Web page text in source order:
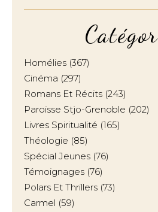
Homélies (367)
Cinéma (297)
Romans Et Récits (243)
Paroisse Stjo-Grenoble (202)
Livres Spiritualité (165)
Théologie (85)
Spécial Jeunes (76)
Témoignages (76)
Polars Et Thrillers (73)
Carmel (59)